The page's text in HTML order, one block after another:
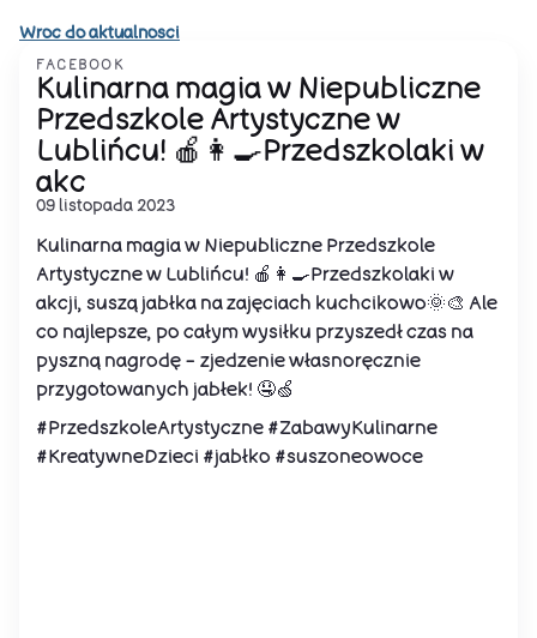
Wroc do aktualnosci
FACEBOOK
Kulinarna magia w Niepubliczne
Przedszkole Artystyczne w
Lublińcu! 🍎👩‍🍳Przedszkolaki w
akc
09 listopada 2023
Kulinarna magia w Niepubliczne Przedszkole
Artystyczne w Lublińcu! 🍎👩‍🍳Przedszkolaki w
akcji, suszą jabłka na zajęciach kuchcikowo🌞🎨 Ale
co najlepsze, po całym wysiłku przyszedł czas na
pyszną nagrodę - zjedzenie własnoręcznie
przygotowanych jabłek! 🤤🍏
#PrzedszkoleArtystyczne #ZabawyKulinarne
#KreatywneDzieci #jabłko #suszoneowoce